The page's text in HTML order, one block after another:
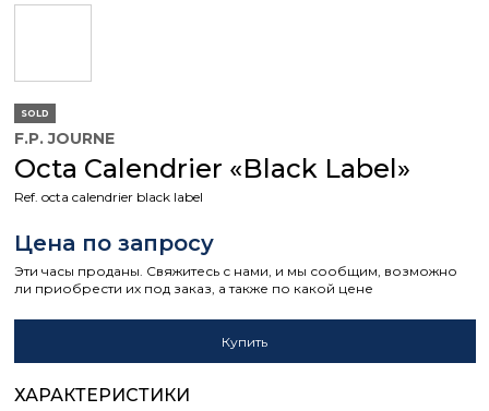
SOLD
F.P. JOURNE
Octa Calendrier «Black Label»
Ref. octa calendrier black label
Цена по запросу
Эти часы проданы. Свяжитесь с нами, и мы сообщим, возможно
ли приобрести их под заказ, а также по какой цене
Купить
ХАРАКТЕРИСТИКИ